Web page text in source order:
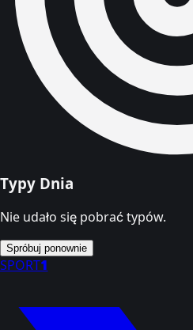
Typy Dnia
Nie udało się pobrać typów.
Spróbuj ponownie
SPORT1